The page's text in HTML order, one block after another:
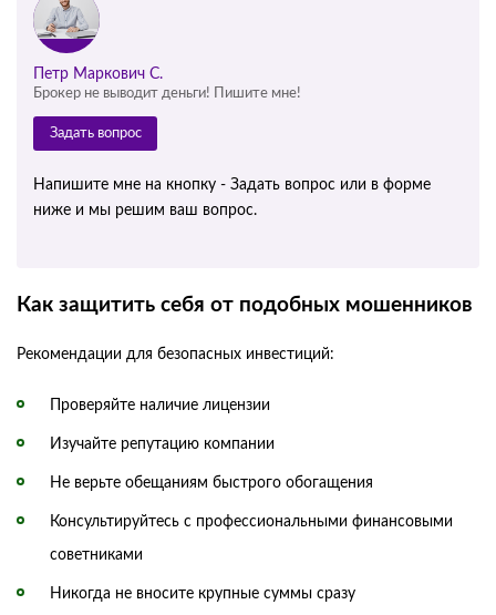
Петр Маркович С.
Брокер не выводит деньги! Пишите мне!
Задать вопрос
Напишите мне на кнопку - Задать вопрос или в форме
ниже и мы решим ваш вопрос.
Как защитить себя от подобных мошенников
Рекомендации для безопасных инвестиций:
Проверяйте наличие лицензии
Изучайте репутацию компании
Не верьте обещаниям быстрого обогащения
Консультируйтесь с профессиональными финансовыми
советниками
Никогда не вносите крупные суммы сразу